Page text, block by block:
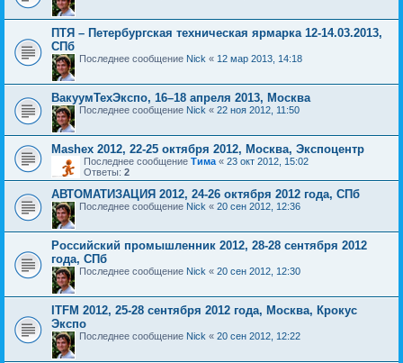
ПТЯ – Петербургская техническая ярмарка 12-14.03.2013,
СПб
Последнее сообщение Nick « 12 мар 2013, 14:18
ВакуумТехЭкспо, 16–18 апреля 2013, Москва
Последнее сообщение Nick « 22 ноя 2012, 11:50
Mashex 2012, 22-25 октября 2012, Москва, Экспоцентр
Последнее сообщение Тима « 23 окт 2012, 15:02
Ответы: 2
АВТОМАТИЗАЦИЯ 2012, 24-26 октября 2012 года, СПб
Последнее сообщение Nick « 20 сен 2012, 12:36
Российский промышленник 2012, 28-28 сентября 2012
года, СПб
Последнее сообщение Nick « 20 сен 2012, 12:30
ITFM 2012, 25-28 сентября 2012 года, Москва, Крокус
Экспо
Последнее сообщение Nick « 20 сен 2012, 12:22